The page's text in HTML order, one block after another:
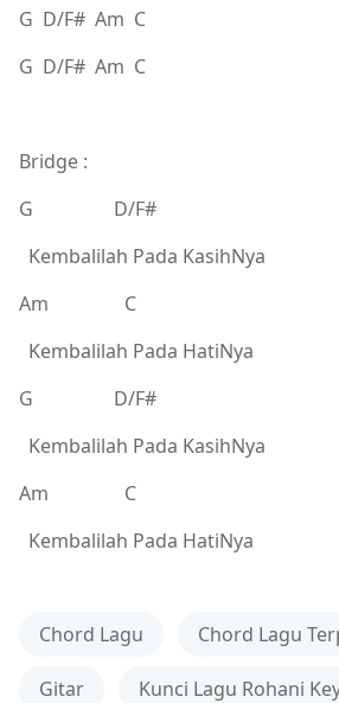
G D/F# Am C
G D/F# Am C
Bridge :
G D/F#
Kembalilah Pada KasihNya
Am C
Kembalilah Pada HatiNya
G D/F#
Kembalilah Pada KasihNya
Am C
Kembalilah Pada HatiNya
Chord Lagu Chord Lagu
Gitar Kunci Lagu Rohani